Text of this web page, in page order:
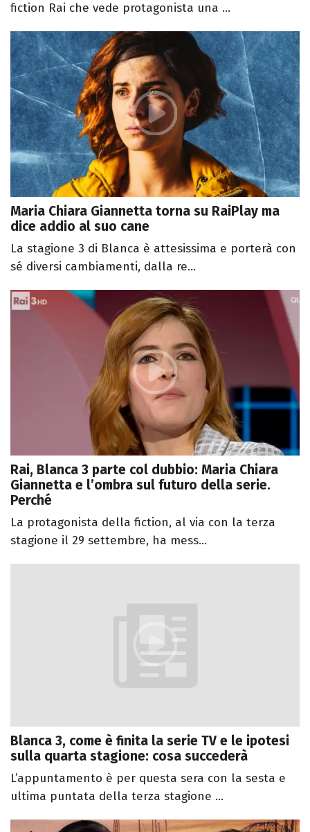
fiction Rai che vede protagonista una ...
Maria Chiara Giannetta torna su RaiPlay ma
dice addio al suo cane
La stagione 3 di Blanca è attesissima e porterà con
sé diversi cambiamenti, dalla re...
Rai, Blanca 3 parte col dubbio: Maria Chiara
Giannetta e l’ombra sul futuro della serie.
Perché
La protagonista della fiction, al via con la terza
stagione il 29 settembre, ha mess...
Blanca 3, come è finita la serie TV e le ipotesi
sulla quarta stagione: cosa succederà
L’appuntamento è per questa sera con la sesta e
ultima puntata della terza stagione ...